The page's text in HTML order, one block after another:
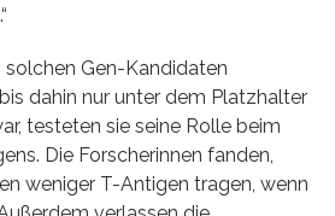
solchen Gen-Kandidaten
dahin nur unter dem Platzhalter
testeten sie seine Rolle beim
Die Forscherinnen fanden,
weniger T-Antigen tragen, wenn